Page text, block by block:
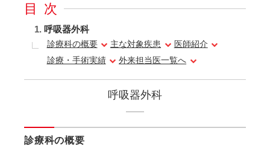
目次
呼吸器外科
診療科の概要 主な対象疾患
医師紹介
診療・手術実績
外来担当医一覧へ
呼吸器外科
診療科の概要